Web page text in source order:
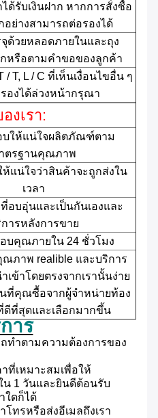
ด้รับเงินฝาก หากการสั่งซื้อ
อย่างสามารถต่อรองได้
ด้วยหลอดภายในและถุง
หรือตามคำขอของลูกค้า
/ T, L / C ที่เห็นเงื่อนไขอื่น ๆ
องได้ล่วงหน้ากรุณา
งเรา:
บให้แน่ใจผลิตภัณฑ์ตาม
ตรฐานคุณภาพ
ห้แน่ใจว่าสินค้าจะถูกส่งใน
เวลา
อบอุ่นและเป็นกันเองและ
ารหลังการขาย
อบคุณภายใน 24 ชั่วโมง
ภาพ realible และบริการ
ข้าโดยตรงจากเรานั้นง่าย
นที่คุณซื้อจากผู้จำหน่ายท้อง
ดีที่สุดและเลือกมากขึ้น
าร
ทำตามความต้องการของ
ที่เหมาะสมเพื่อให้
น 1 วันและยินดีต้อนรับ
ใดก็ได้
โทรหรือส่งอีเมลถึงเรา